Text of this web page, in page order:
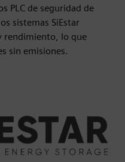
PLC de seguridad de
sistemas SiEstar
rendimiento, lo que
sin emisiones.